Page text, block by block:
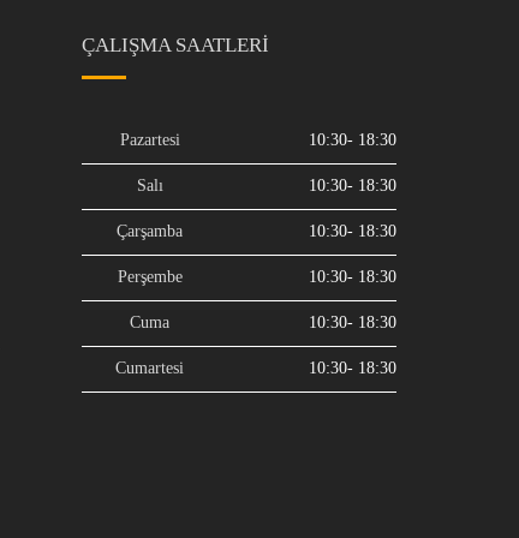
ÇALIŞMA SAATLERI
Pazartesi 10:30- 18:30
Salı 10:30- 18:30
Çarşamba 10:30- 18:30
Perşembe 10:30- 18:30
Cuma 10:30- 18:30
Cumartesi 10:30- 18:30